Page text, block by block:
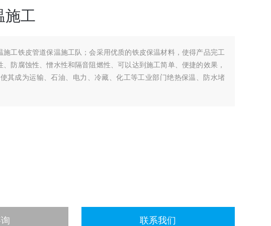
施工
施工铁皮管道保温施工队；会采用优质的铁皮保温材料，使得产品完工
、防腐蚀性、憎水性和隔音阻燃性、可以达到施工简单、便捷的效果，
其成为运输、石油、电力、冷藏、化工等工业部门绝热保温、防水堵
联系我们